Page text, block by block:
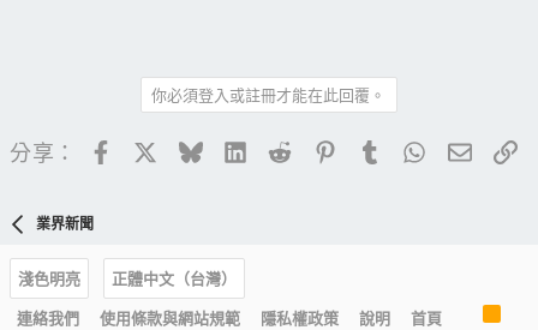
你必須登入或註冊才能在此回覆。
分享： FacebookBlueskyLinkedIn
Reddit PinterestTumblrWhatsApp
電子
業界新聞
淺色明亮
正體中文（台灣）
連絡我們
使用條款與網站規範 隱私權政策 說明 首頁